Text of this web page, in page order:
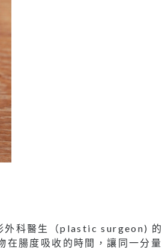
外科醫生（plastic surgeon) 的
在腸度吸收的時間，讓同一分量